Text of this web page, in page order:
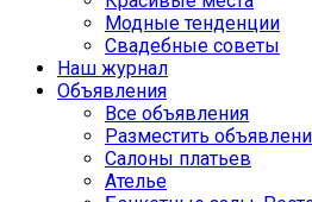
Модные тенденции
Свадебные советы
Наш журнал
Объявления
Все объявления
Разместить
Салоны платьев
Ателье